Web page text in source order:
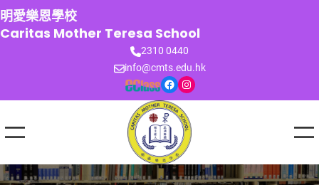
跳
至
主
明愛樂恩學校
Caritas Mother Teresa School
2310 0440
info@cmts.edu.hk
Facebook Instagram